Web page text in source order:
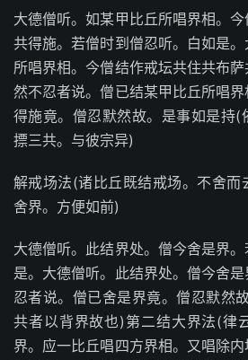
大德僧听。如某甲比丘所唱界相。
共得施。若僧时到僧忍听。白如是
所唱界相。今僧结作戒坛共住共布
然不忍者说。僧已结某甲比丘所唱
得施竟。僧忍默然故。是事如是持(
摽三共。与彼宗异)
解戒场法(诸比丘既结戒场。不舍而
舍界。方便如前)
大德僧听。此结界处。僧今舍是界
是。大德僧听。此结界处。僧今舍
忍者说。僧已舍是界竟。僧忍默然
共者以背界故也)第二结大界法(律
界。应一比丘唱四方界相。又唱除